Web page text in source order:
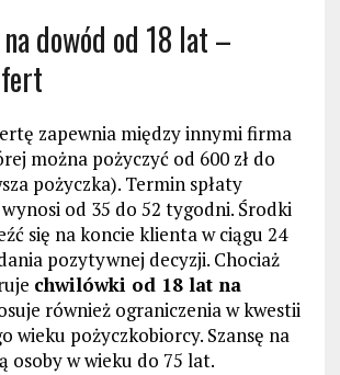
dowód od 18 lat –
zapewnia między innymi firma
można pożyczyć od 600 zł do
pożyczka). Termin spłaty
od 35 do 52 tygodni. Środki
się na koncie klienta w ciągu 24
pozytywnej decyzji. Chociaż
chwilówki od 18 lat na
również ograniczenia w kwestii
wieku pożyczkobiorcy. Szansę na
osoby w wieku do 75 lat.